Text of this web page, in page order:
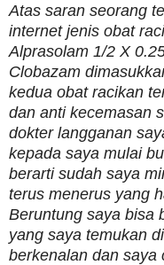
Atas saran seorang
internet jenis obat
Alprasolam 1/2 X
Clobazam
kedua obat racikan
dan anti kecemasan
dokter langganan
kepada saya mulai
berarti sudah saya
terus menerus yang
Beruntung saya bisa
yang saya temukan
berkenalan dan saya